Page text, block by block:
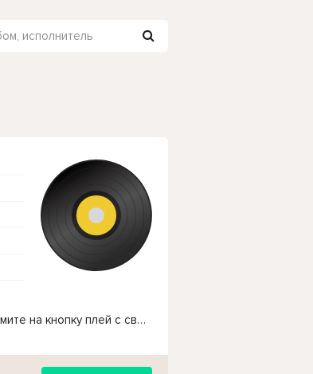
Чтобы прослушать онлайн песню Anette - MASHUP нажмите на кнопку плей с светом зелений